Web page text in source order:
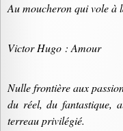
Au moucheron qui vole
Victor Hugo : Amour
Nulle frontière aux
du réel, du fantastique,
terreau privilégié.